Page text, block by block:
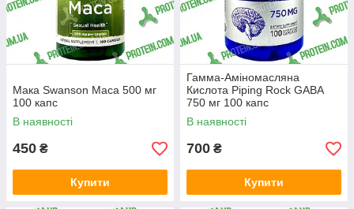
Мака Swanson Maca 500 мг
100 капс
В наявності
450 ₴
Купити
Гамма-Аміномасляна
Кислота Piping Rock GABA
750 мг 100 капс
В наявності
700 ₴
Купити